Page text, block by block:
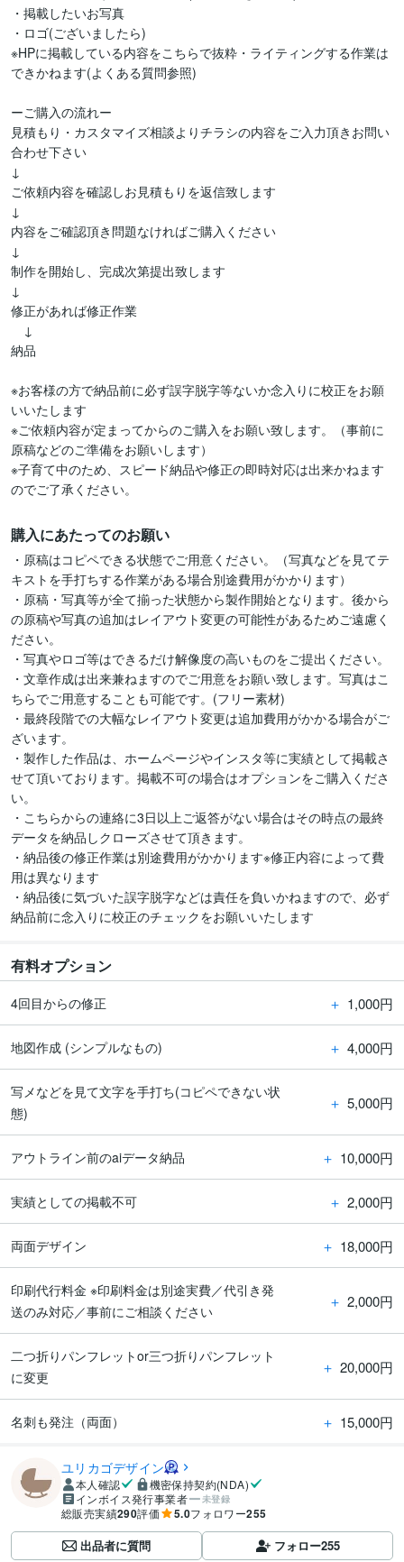
・掲載したいお写真
・ロゴ(ございましたら)
※HPに掲載している内容をこちらで抜粋・ライティングする作業は
できかねます(よくある質問参照)
ーご購入の流れー
見積もり・カスタマイズ相談よりチラシの内容をご入力頂きお問い
合わせ下さい
↓
ご依頼内容を確認しお見積もりを返信致します
↓
内容をご確認頂き問題なければご購入ください
↓
制作を開始し、完成次第提出致します
↓
修正があれば修正作業
↓
納品
※お客様の方で納品前に必ず誤字脱字等ないか念入りに校正をお願
いいたします
※ご依頼内容が定まってからのご購入をお願い致します。（事前に
原稿などのご準備をお願いします）
※子育て中のため、スピード納品や修正の即時対応は出来かねます
のでご了承ください。
購入にあたってのお願い
・原稿はコピペできる状態でご用意ください。（写真などを見てテ
キストを手打ちする作業がある場合別途費用がかかります）
・原稿・写真等が全て揃った状態から製作開始となります。後から
の原稿や写真の追加はレイアウト変更の可能性があるためご遠慮く
ださい。
・写真やロゴ等はできるだけ解像度の高いものをご提出ください。
・文章作成は出来兼ねますのでご用意をお願い致します。写真はこ
ちらでご用意することも可能です。(フリー素材)
・最終段階での大幅なレイアウト変更は追加費用がかかる場合がご
ざいます。
・製作した作品は、ホームページやインスタ等に実績として掲載さ
せて頂いております。掲載不可の場合はオプションをご購入くださ
い。
・こちらからの連絡に3日以上ご返答がない場合はその時点の最終
データを納品しクローズさせて頂きます。
・納品後の修正作業は別途費用がかかります※修正内容によって費
用は異なります
・納品後に気づいた誤字脱字などは責任を負いかねますので、必ず
納品前に念入りに校正のチェックをお願いいたします
有料オプション
4回目からの修正 ＋ 1,000円
地図作成 (シンプルなもの) ＋ 4,000円
写メなどを見て文字を手打ち(コピペできない状
態)
＋ 5,000円
アウトライン前のaiデータ納品 ＋ 10,000円
実績としての掲載不可 ＋ 2,000円
両面デザイン ＋ 18,000円
印刷代行料金 ※印刷料金は別途実費／代引き発
送のみ対応／事前にご相談ください
＋ 2,000円
二つ折りパンフレットor三つ折りパンフレット
に変更
＋ 20,000円
名刺も発注（両面） ＋ 15,000円
ユリカゴデザイン
本人確認
機密保持契約(NDA)
インボイス発行事業者
未登録
総販売実績290評価 5.0フォロワー255
出品者に質問 フォロー255